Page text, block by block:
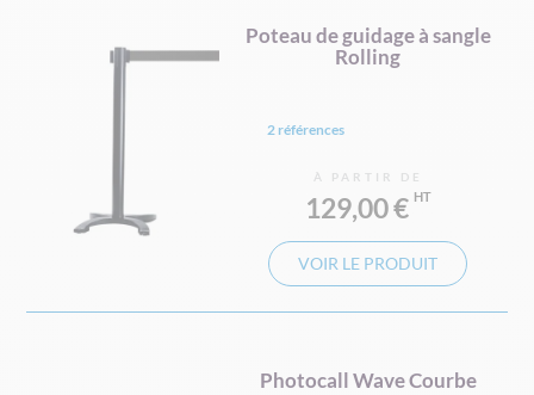
Poteau de guidage à sangle
Rolling
2 références
À PARTIR DE
129,00 €
VOIR LE PRODUIT
Photocall Wave Courbe